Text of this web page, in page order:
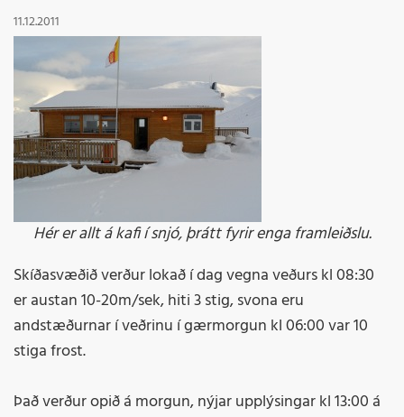
11.12.2011
Hér er allt á kafi í snjó, þrátt fyrir enga framleiðslu.
Skíðasvæðið verður lokað í dag vegna veðurs kl 08:30
er austan 10-20m/sek, hiti 3 stig, svona eru
andstæðurnar í veðrinu í gærmorgun kl 06:00 var 10
stiga frost.
Það verður opið á morgun, nýjar upplýsingar kl 13:00 á